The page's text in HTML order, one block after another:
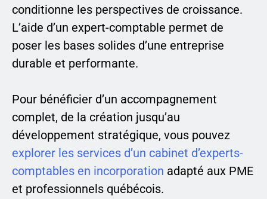
conditionne les perspectives de croissance.
L’aide d’un expert-comptable permet de
poser les bases solides d’une entreprise
durable et performante.
Pour bénéficier d’un accompagnement
complet, de la création jusqu’au
développement stratégique, vous pouvez
explorer les services d’un cabinet d’experts-
comptables en incorporation adapté aux PME
et professionnels québécois.